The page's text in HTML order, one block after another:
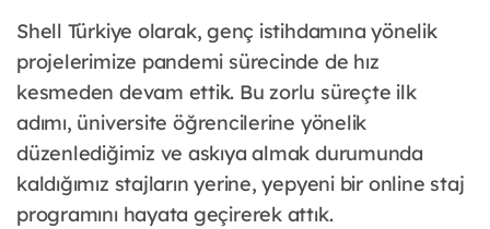
Shell Türkiye olarak, genç istihdamına yönelik
projelerimize pandemi sürecinde de hız
kesmeden devam ettik. Bu zorlu süreçte ilk
adımı, üniversite öğrencilerine yönelik
düzenlediğimiz ve askıya almak durumunda
kaldığımız stajların yerine, yepyeni bir online staj
programını hayata geçirerek attık.